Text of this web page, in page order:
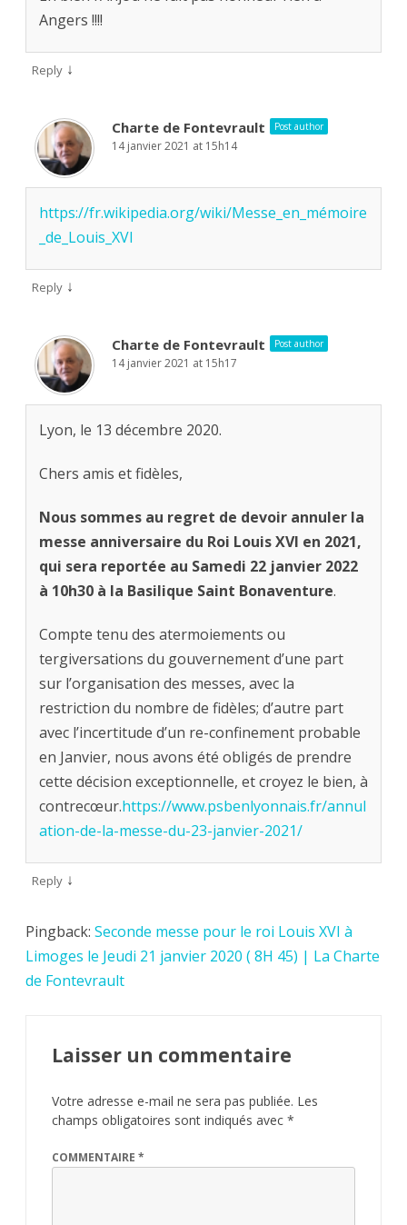
Angers !!!!
Reply ↓
Charte de Fontevrault Post author
14 janvier 2021 at 15h14
https://fr.wikipedia.org/wiki/Messe_en_mémoire
_de_Louis_XVI
Reply ↓
Charte de Fontevrault Post author
14 janvier 2021 at 15h17
Lyon, le 13 décembre 2020.
Chers amis et fidèles,
Nous sommes au regret de devoir annuler la
messe anniversaire du Roi Louis XVI en 2021,
qui sera reportée au Samedi 22 janvier 2022
à 10h30 à la Basilique Saint Bonaventure.
Compte tenu des atermoiements ou
tergiversations du gouvernement d’une part
sur l’organisation des messes, avec la
restriction du nombre de fidèles; d’autre part
avec l’incertitude d’un re-confinement probable
en Janvier, nous avons été obligés de prendre
cette décision exceptionnelle, et croyez le bien, à
contrecœur.https://www.psbenlyonnais.fr/annul
ation-de-la-messe-du-23-janvier-2021/
Reply ↓
Pingback: Seconde messe pour le roi Louis XVI à
Limoges le Jeudi 21 janvier 2020 ( 8H 45) | La Charte
de Fontevrault
Laisser un commentaire
Votre adresse e-mail ne sera pas publiée. Les
champs obligatoires sont indiqués avec *
COMMENTAIRE *